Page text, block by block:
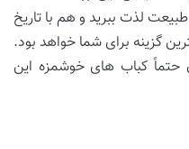
لذت ببرید و هم با تاریخ
گزینه برای شما خواهد بود.
حتماً کباب های خوشمزه این